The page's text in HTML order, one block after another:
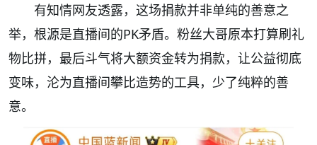
有知情网友透露，这场捐款并非单纯的善意之
举，根源是直播间的PK矛盾。粉丝大哥原本打算刷礼
物比拼，最后斗气将大额资金转为捐款，让公益彻底
变味，沦为直播间攀比造势的工具，少了纯粹的善
意。